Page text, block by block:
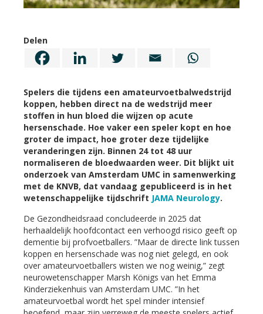
Delen
Spelers die tijdens een amateurvoetbalwedstrijd
koppen, hebben direct na de wedstrijd meer
stoffen in hun bloed die wijzen op acute
hersenschade. Hoe vaker een speler kopt en hoe
groter de impact, hoe groter deze tijdelijke
veranderingen zijn. Binnen 24 tot 48 uur
normaliseren de bloedwaarden weer. Dit blijkt uit
onderzoek van Amsterdam UMC in samenwerking
met de KNVB, dat vandaag gepubliceerd is in het
wetenschappelijke tijdschrift JAMA Neurology.
De Gezondheidsraad concludeerde in 2025 dat
herhaaldelijk hoofdcontact een verhoogd risico geeft op
dementie bij profvoetballers. ”Maar de directe link tussen
koppen en hersenschade was nog niet gelegd, en ook
over amateurvoetballers wisten we nog weinig,” zegt
neurowetenschapper Marsh Königs van het Emma
Kinderziekenhuis van Amsterdam UMC. ”In het
amateurvoetbal wordt het spel minder intensief